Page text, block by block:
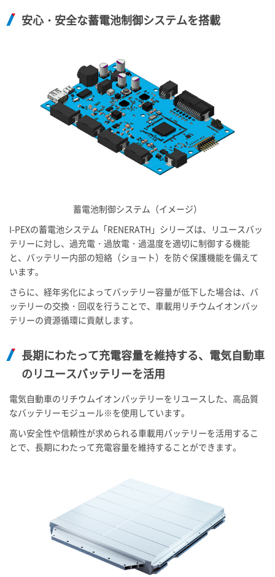
安心・安全な蓄電池制御システムを搭載
蓄電池制御システム（イメージ）
I-PEXの蓄電池システム「RENERATH」シリーズは、リユースバッ
テリーに対し、過充電・過放電・過温度を適切に制御する機能
と、バッテリー内部の短絡（ショート）を防ぐ保護機能を備えて
います。
さらに、経年劣化によってバッテリー容量が低下した場合は、バ
ッテリーの交換・回収を行うことで、車載用リチウムイオンバッ
テリーの資源循環に貢献します。
長期にわたって充電容量を維持する、電気自動車
のリユースバッテリーを活用
電気自動車のリチウムイオンバッテリーをリユースした、高品質
なバッテリーモジュール※を使用しています。
高い安全性や信頼性が求められる車載用バッテリーを活用するこ
とで、長期にわたって充電容量を維持することができます。